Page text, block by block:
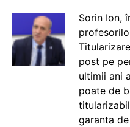
Sorin Ion,
post pe
ultimii ani
poate de
garanta